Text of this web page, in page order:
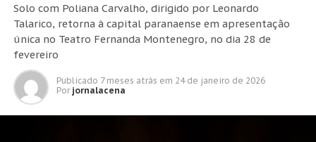
Solo com Poliana Carvalho, dirigido por Leonardo
Talarico, retorna à capital paranaense em apresentação
única no Teatro Fernanda Montenegro, no dia 28 de
fevereiro
Publicado 7 meses atrás em 24 de janeiro de 2026
Por jornalacena